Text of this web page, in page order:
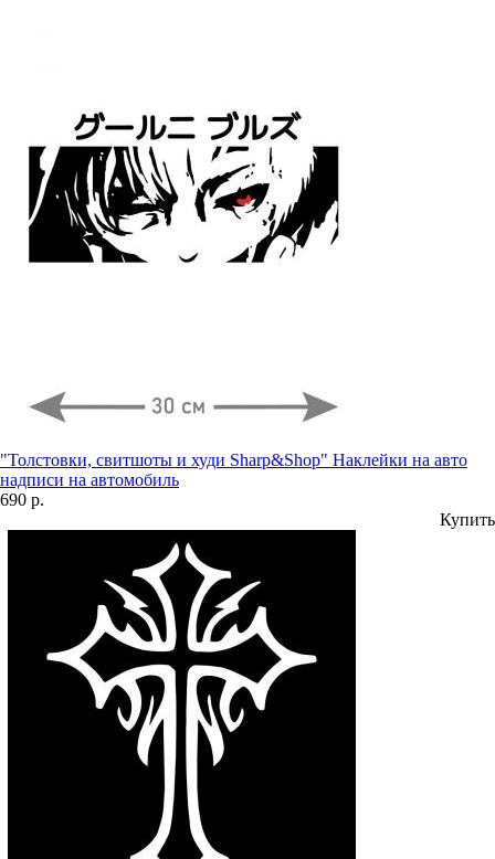
"Толстовки, свитшоты и худи Sharp&Shop" Наклейки на авто
надписи на автомобиль
690 р.
Купить